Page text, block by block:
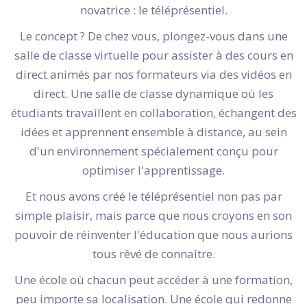
novatrice : le téléprésentiel.
Le concept ? De chez vous, plongez-vous dans une
salle de classe virtuelle pour assister à des cours en
direct animés par nos formateurs via des vidéos en
direct. Une salle de classe dynamique où les
étudiants travaillent en collaboration, échangent des
idées et apprennent ensemble à distance, au sein
d'un environnement spécialement conçu pour
optimiser l'apprentissage.
Et nous avons créé le téléprésentiel non pas par
simple plaisir, mais parce que nous croyons en son
pouvoir de réinventer l'éducation que nous aurions
tous rêvé de connaître.
Une école où chacun peut accéder à une formation,
peu importe sa localisation. Une école qui redonne